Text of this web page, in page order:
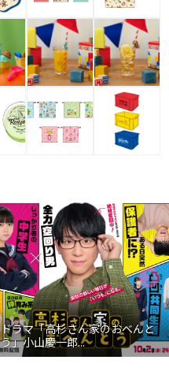
ドラマ「高杉さん家のおべんと
う」小山慶一郎...